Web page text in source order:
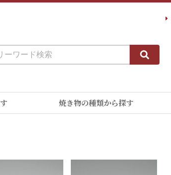
焼き物の種類から探す